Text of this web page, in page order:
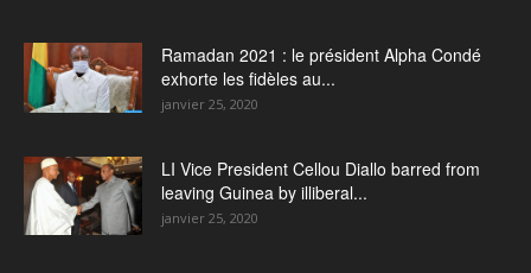
Ramadan 2021 : le président Alpha Condé
exhorte les fidèles au...
janvier 25, 2020
LI Vice President Cellou Diallo barred from
leaving Guinea by illiberal...
janvier 25, 2020